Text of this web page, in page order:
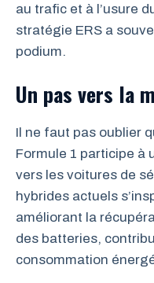
au trafic et à l’usure
stratégie ERS a
podium.
Un pas vers la
Il ne faut pas oublier
Formule 1 participe à
vers les voitures de
hybrides actuels
améliorant la
des batteries,
consommation